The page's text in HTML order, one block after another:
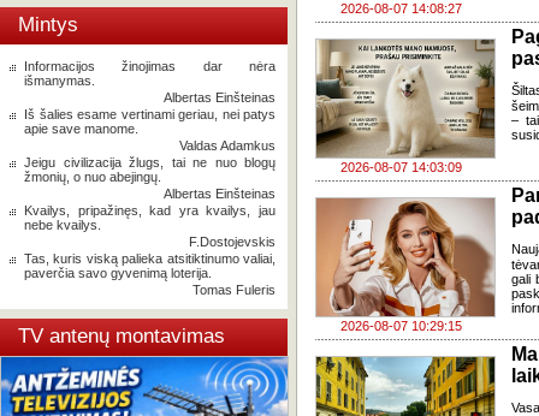
Mintys
Informacijos žinojimas dar nėra
išmanymas.
Albertas Einšteinas
Iš šalies esame vertinami geriau, nei patys
apie save manome.
Valdas Adamkus
Jeigu civilizacija žlugs, tai ne nuo blogų
žmonių, o nuo abejingų.
Albertas Einšteinas
Kvailys, pripažinęs, kad yra kvailys, jau
nebe kvailys.
F.Dostojevskis
Tas, kuris viską palieka atsitiktinumo valiai,
paverčia savo gyvenimą loterija.
Tomas Fuleris
TV antenų montavimas
2026-08-07 14:08:27
2026-08-07 14:03:09
–
2026-08-07 10:29:15
gali